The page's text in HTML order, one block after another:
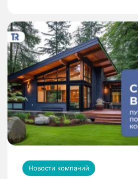
Новости компаний